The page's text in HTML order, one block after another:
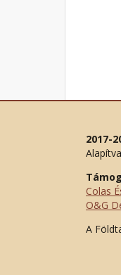
2017-
Colas
O&G
A